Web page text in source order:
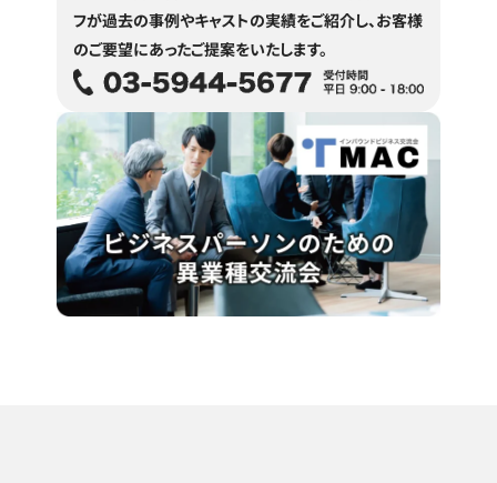
フが過去の事例やキャストの実績をご紹介し、お客様
のご要望にあったご提案をいたします。